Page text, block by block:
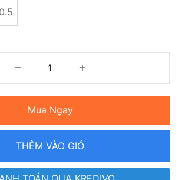
Mua Ngay
THÊM VÀO GIỎ